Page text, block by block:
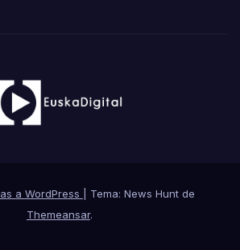
a WordPress
Tema: News Hunt de
Themeansar.